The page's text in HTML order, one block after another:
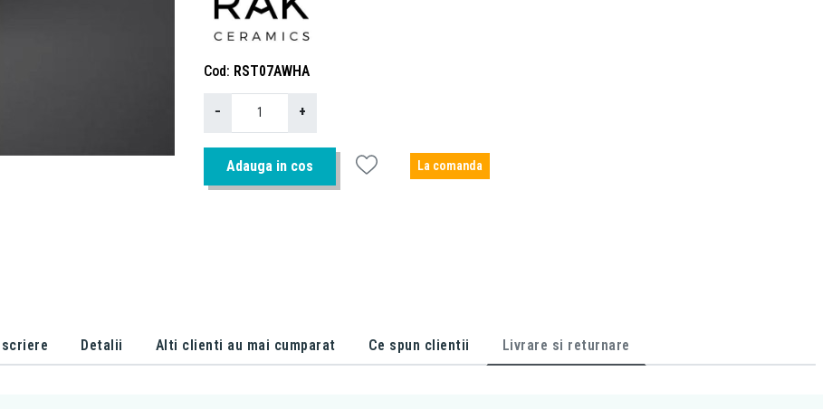
Cod RST07AWHA
− +
Adauga in cos La comanda
Detalii Alti clienti au mai cumparat Ce spun clientii Livrare si returnare